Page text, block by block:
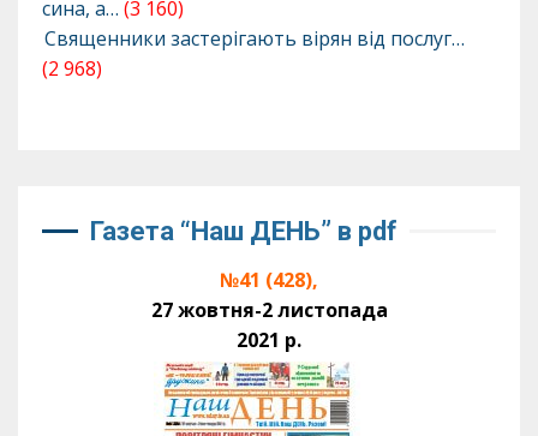
сина, а… (3 160)
Священники застерігають вірян від послуг…
(2 968)
Газета “Наш ДЕНЬ” в pdf
№41 (428),
27 жовтня-2 листопада
2021 р.